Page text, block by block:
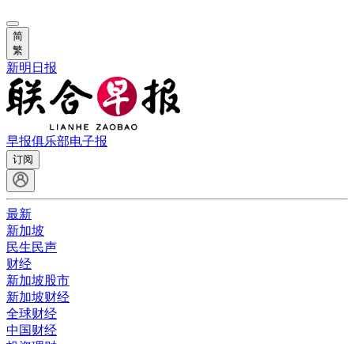
简
繁
新明日报
早报俱乐部电子报
订阅
最新
新加坡
民生民声
财经
新加坡股市
新加坡财经
全球财经
中国财经